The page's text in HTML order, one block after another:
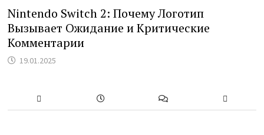
Nintendo Switch 2: Почему Логотип
Вызывает Ожидание и Критические
Комментарии
19.01.2025